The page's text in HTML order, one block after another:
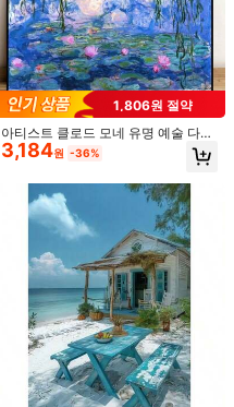
1세트 다이아몬드 도팅 툴 키트 - 1개
자착식 라인스톤 펜과 2개 분류 트레
이 포함, 다이아몬드 네일 아트 트레
이, 화이트 글리터 보관 트레이가 있는
이 양면 자착식 글리터 도팅 펜은 DIY
글리터 공예 제작과 글리터 페인팅에
적합합니다; 네일 아트 장식 도구, 라
인스톤 보관함, 다이아몬드 페인팅 트
레이, DIY 수제 라인스톤 분류 트레이,
비즈 분류 트레이, 다이아몬드 페인팅
액세서리 및 도구
1,390원 -26%
1,806원 절약
아티스트 클로드 모네 유명 예술 다이
아몬드 페인팅 키트 DIY 5D 수련 연못
크로스 스티치 모자이크 홈 데코
3,184원 -36%